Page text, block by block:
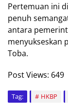
Pertemuan ini
penuh
antara
menyukseskan
Toba.
Post Views: 649
Tag: HKBP